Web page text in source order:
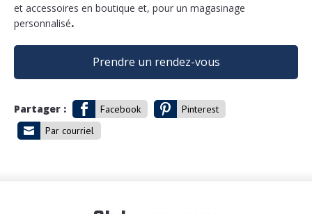
et accessoires en boutique et, pour un magasinage
personnalisé.
Prendre un rendez-vous
Partager : Facebook
Pinterest
Par courriel